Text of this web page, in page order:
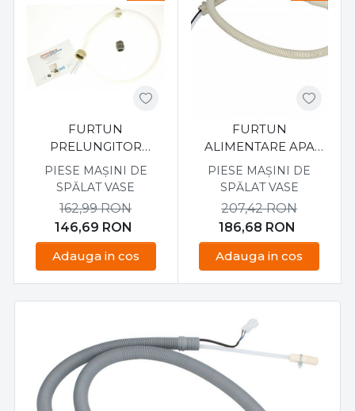
FURTUN
PRELUNGITOR
PENTRU FURTUNUL
ALIMENTARE CU APA
PIESE MAȘINI DE
SPĂLAT VASE
146,69 RON
162,99RON
Adauga in cos
FURTUN
ALIMENTARE APA
MASINA DE SPALAT
VASE ELECTROLUX
140180589016
PIESE MAȘINI DE
SPĂLAT VASE
186,68 RON
207,42RON
Adauga in cos